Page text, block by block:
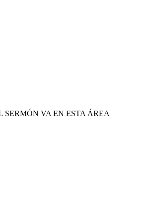
VA EN ESTA ÁREA